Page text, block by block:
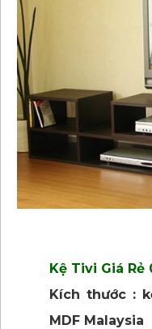
Kệ Tivi Giá Rẻ
Kích thước :
MDF Malaysia